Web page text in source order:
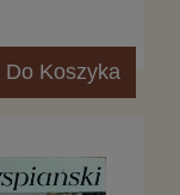
Do Koszyka